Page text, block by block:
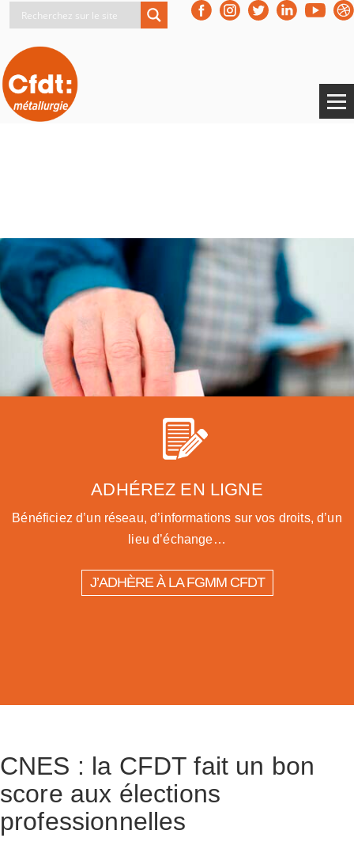
ADHÉREZ EN LIGNE
Bénéficiez d’un réseau, d’informations sur vos droits, d’un
lieu d’échange…
J’ADHÈRE À LA FGMM CFDT
CNES : la CFDT fait un bon
score aux élections
professionnelles